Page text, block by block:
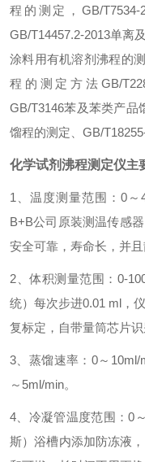
程的测定，GB/
GB/T14457.2-2013单离
涂料用有机溶剂沸程的
程的测定方法GB/
GB/T3146苯及苯类产品
馏程的测定、GB/
化学试剂沸程测定仪主
1、温度测量范围：0～
B+B公司原装测温传感
安全可靠，寿命长，并且
2、体积测量范围：0-
统）每次步进0.01 ml，
复标定，自带量筒芯片识
3、蒸馏速率：0～
～5ml/min。
4、冷凝管温度范围：0
斯）浴槽内添加防冻液